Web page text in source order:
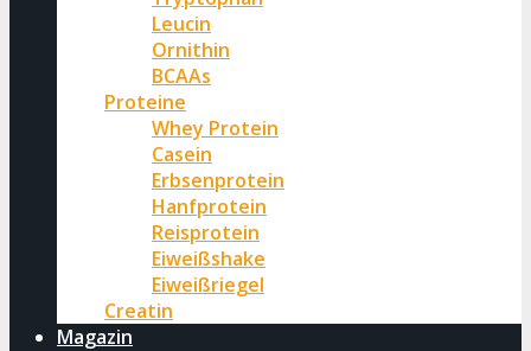
Leucin
Ornithin
BCAAs
Proteine
Whey Protein
Casein
Erbsenprotein
Hanfprotein
Reisprotein
Eiweißshake
Eiweißriegel
Creatin
Magazin